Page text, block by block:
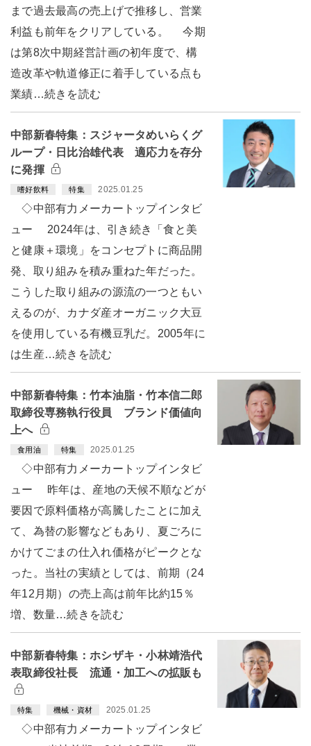
まで過去最高の売上げで推移し、営業
利益も前年をクリアしている。 今期
は第8次中期経営計画の初年度で、構
造改革や軌道修正に着手している点も
業績…続きを読む
中部新春特集：スジャータめいらくグ
ループ・日比治雄代表 適応力を存分
に発揮
嗜好飲料 特集 2025.01.25
◇中部有力メーカートップインタビ
ュー 2024年は、引き続き「食と美
と健康＋環境」をコンセプトに商品開
発、取り組みを積み重ねた年だった。
こうした取り組みの源流の一つともい
えるのが、カナダ産オーガニック大豆
を使用している有機豆乳だ。2005年に
は生産…続きを読む
中部新春特集：竹本油脂・竹本信二郎
取締役専務執行役員 ブランド価値向
上へ
食用油 特集 2025.01.25
◇中部有力メーカートップインタビ
ュー 昨年は、産地の天候不順などが
要因で原料価格が高騰したことに加え
て、為替の影響などもあり、夏ごろに
かけてごまの仕入れ価格がピークとな
った。当社の実績としては、前期（24
年12月期）の売上高は前年比約15％
増、数量…続きを読む
中部新春特集：ホシザキ・小林靖浩代
表取締役社長 流通・加工への拡販も
特集 機械・資材 2025.01.25
◇中部有力メーカートップインタビ